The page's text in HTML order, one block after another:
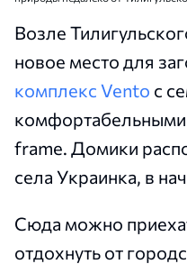
Возле
новое место для
комплекс Vento с
frame. Домики
села Украинка, в
Сюда можно
отдохнуть от